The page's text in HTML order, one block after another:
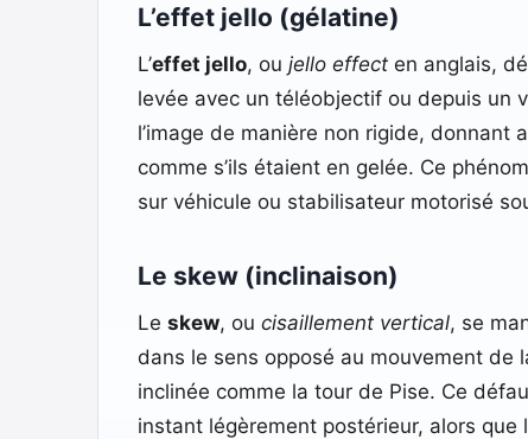
L’effet jello (gélatine)
L’effet jello, ou jello effecten anglais,
levée avec un téléobjectif ou depuis un
l’image de manière non rigide, donnant
comme s’ils étaient en gelée. Ce
sur véhicule ou stabilisateur motorisé
Le skew (inclinaison)
Le skew, ou cisaillement vertical, se
dans le sens opposé au mouvement de
inclinée comme la tour de Pise. Ce
instant légèrement postérieur, alors que